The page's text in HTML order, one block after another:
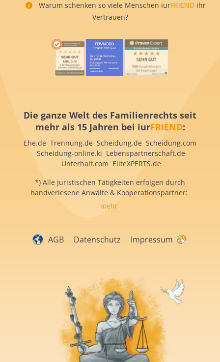
Warum schenken so viele Menschen iurFRIEND ihr
Vertrauen?
Die ganze Welt des Familienrechts seit
mehr als 15 Jahren bei iurFRIEND:
Ehe.de Trennung.de Scheidung.de Scheidung.com
Scheidung-online.ki Lebenspartnerschaft.de
Unterhalt.com EliteXPERTS.de
*) Alle juristischen Tätigkeiten erfolgen durch
handverlesene Anwälte & Kooperationspartner:
mehr
AGB Datenschutz Impressum